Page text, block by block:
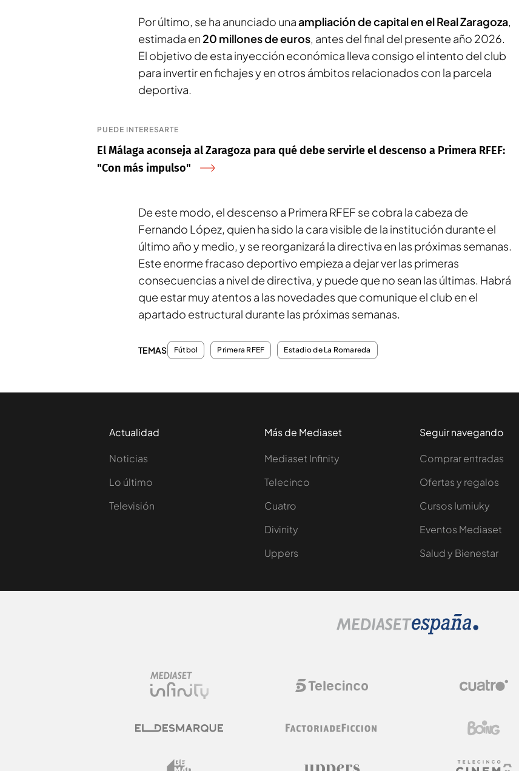
Por último, se ha anunciado unaampliación de capital en el Real Zaragoza,
estimada en 20 millones de euros, antes del final del presente año 2026.
El objetivo de esta inyección económica lleva consigo el intento del club
para invertir en fichajes y en otros ámbitos relacionados con la parcela
deportiva.
PUEDE INTERESARTE
El Málaga aconseja al Zaragoza para qué debe servirle el descenso a Primera RFEF:
"Con más impulso"
De este modo, el descenso a Primera RFEF se cobra la cabeza de
Fernando López, quien ha sido la cara visible de la institución durante el
último año y medio, y se reorganizará la directiva en las próximas semanas.
Este enorme fracaso deportivo empieza a dejar ver las primeras
consecuencias a nivel de directiva, y puede que no sean las últimas. Habrá
que estar muy atentos a las novedades que comunique el club en el
apartado estructural durante las próximas semanas.
TEMAS Fútbol Primera RFEF Estadio de La Romareda
Actualidad
Noticias
Lo último
Televisión
Más de Mediaset
Mediaset Infinity
Telecinco
Cuatro
Divinity
Uppers
Seguir navegando
Comprar entradas
Ofertas y regalos
Cursos Iumiuky
Eventos Mediaset
Salud y Bienestar